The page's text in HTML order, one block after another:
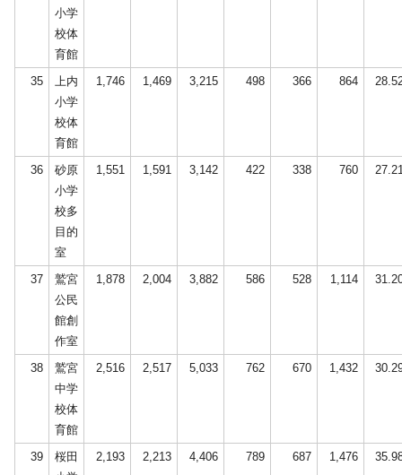
小学
校体
育館
35
上内
小学
校体
育館
1,746 1,469 3,215 498 366 864
36
砂原
小学
校多
目的
室
1,551 1,591 3,142 422 338 760
37
鷲宮
公民
館創
作室
1,878 2,004 3,882 586 528 1,114
38
鷲宮
中学
校体
育館
2,516 2,517 5,033 762 670 1,432
39
桜田
2,193 2,213 4,406 789 687 1,476